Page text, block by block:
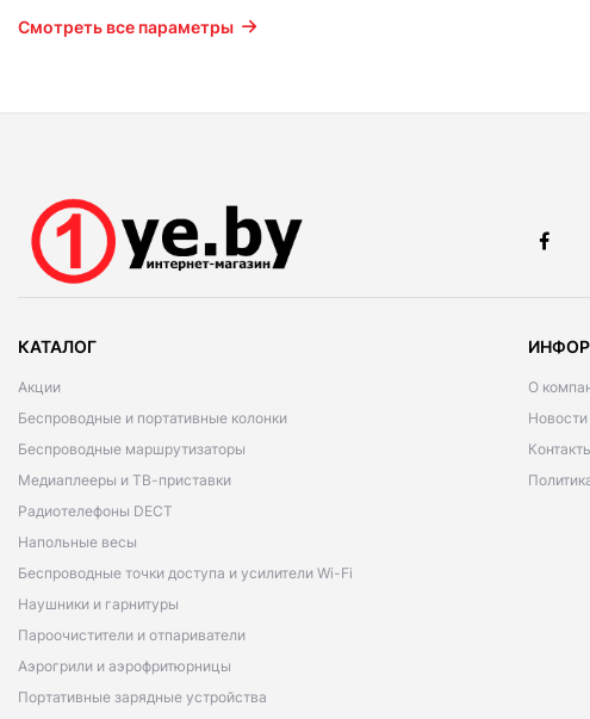
Смотреть все параметры
КАТАЛОГ
Акции
Беспроводные и портативные колонки
Беспроводные маршрутизаторы
Медиаплееры и ТВ-приставки
Радиотелефоны DECT
Напольные весы
Беспроводные точки доступа и усилители Wi-Fi
Наушники и гарнитуры
Пароочистители и отпариватели
Аэрогрили и аэрофритюрницы
Портативные зарядные устройства
О
Новости